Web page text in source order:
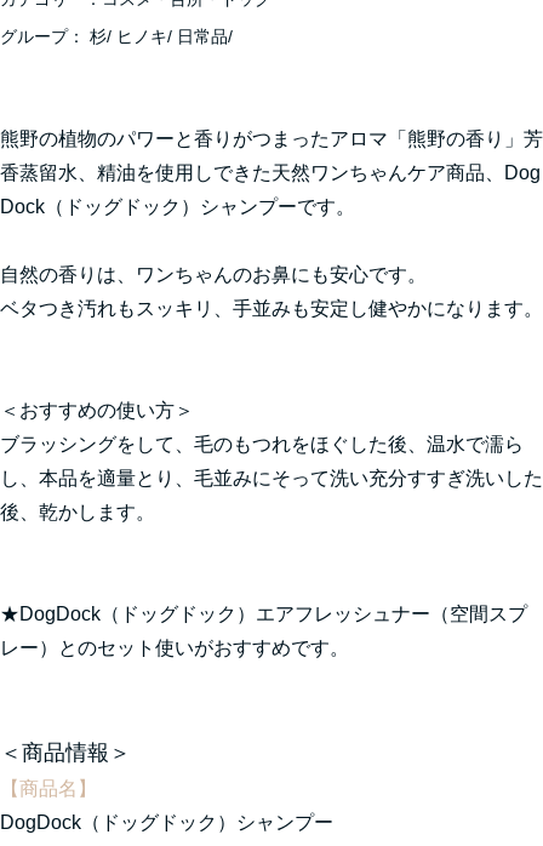
グループ： 杉/ ヒノキ/ 日常品/
熊野の植物のパワーと香りがつまったアロマ「熊野の香り」芳
香蒸留水、精油を使用しできた天然ワンちゃんケア商品、Dog
Dock（ドッグドック）シャンプーです。
自然の香りは、ワンちゃんのお鼻にも安心です。
ベタつき汚れもスッキリ、手並みも安定し健やかになります。
＜おすすめの使い方＞
ブラッシングをして、毛のもつれをほぐした後、温水で濡ら
し、本品を適量とり、毛並みにそって洗い充分すすぎ洗いした
後、乾かします。
★DogDock（ドッグドック）エアフレッシュナー（空間スプ
レー）
とのセット使いがおすすめです。
＜商品情報＞
【商品名】
DogDock（ドッグドック）シャンプー